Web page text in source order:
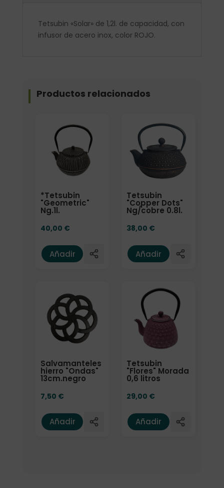
Tetsubin «Solar» de 1,2l. de capacidad, con
infusor de acero inox, color ROJO.
Productos relacionados
*Tetsubin
"Geometric"
Ng.1l.
40,00 €
Añadir
Tetsubin
"Copper Dots"
Ng/cobre 0.8l.
38,00 €
Añadir
Salvamanteles
hierro "Ondas"
13cm.negro
7,50 €
Añadir
Tetsubin
"Flores" Morada
0,6 litros
29,00 €
Añadir